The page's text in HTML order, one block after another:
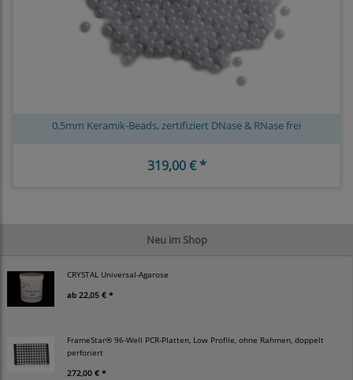
Neu im Shop
CRYSTAL Universal-Agarose
ab 22,05 € *
FrameStar® 96-Well PCR-Platten, Low Profile, ohne Rahmen, doppelt
perforiert
272,00 € *
0,5mm Keramik-Beads, zertifiziert DNase & RNase frei
319,00 € *